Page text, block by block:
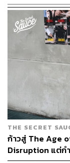
ตัดสินใดๆ ที่คนภ
ในวันที่กราฟชีวิ
THE
ทุกช่วงจังหวะของ
พาทุกคนไปทำค
ไม่มีโอกาสได้เห็
ตลอดระยะเวลา
ตรงมาของ
อย่างดีว่าเราคิด
นั้น คือหลายช่วง
เราเคยคิด
THE SECRET
ก้าวสู่ The Age
Disruption แต่ก